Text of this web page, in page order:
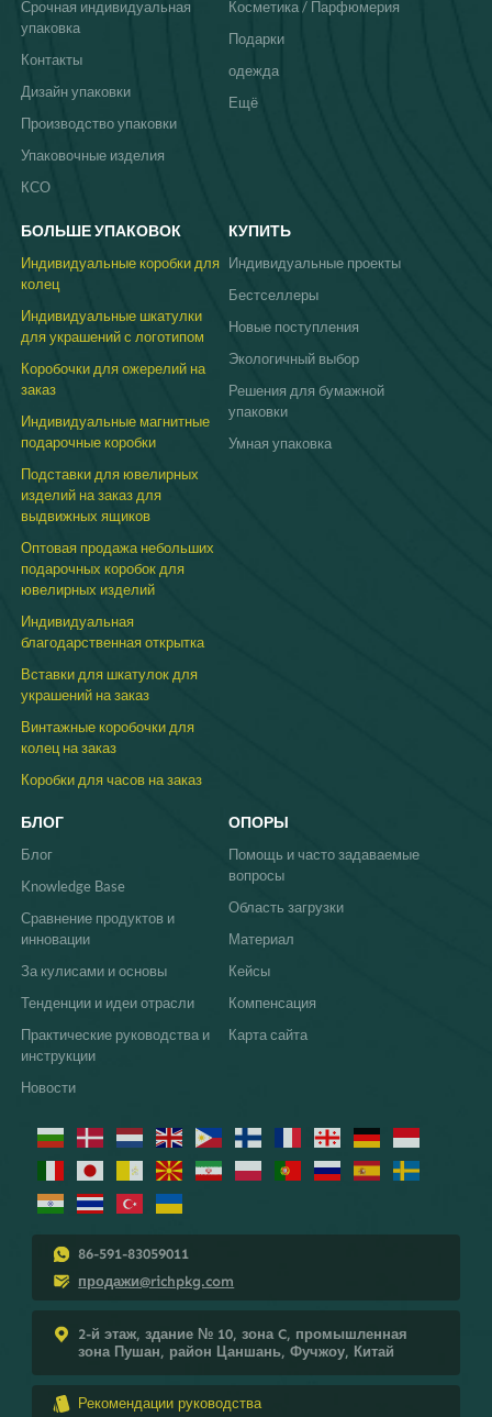
Срочная индивидуальная
упаковка
Контакты
Дизайн упаковки
Производство упаковки
Упаковочные изделия
КСО
Косметика / Парфюмерия
Подарки
одежда
Ещё
БОЛЬШЕ УПАКОВОК
Индивидуальные коробки для
колец
Индивидуальные шкатулки
для украшений с логотипом
Коробочки для ожерелий на
заказ
Индивидуальные магнитные
подарочные коробки
Подставки для ювелирных
изделий на заказ для
выдвижных ящиков
Оптовая продажа небольших
подарочных коробок для
ювелирных изделий
Индивидуальная
благодарственная открытка
Вставки для шкатулок для
украшений на заказ
Винтажные коробочки для
колец на заказ
Коробки для часов на заказ
КУПИТЬ
Индивидуальные проекты
Бестселлеры
Новые поступления
Экологичный выбор
Решения для бумажной
упаковки
Умная упаковка
БЛОГ
Блог
Knowledge Base
Сравнение продуктов и
инновации
За кулисами и основы
Тенденции и идеи отрасли
Практические руководства и
инструкции
Новости
ОПОРЫ
Помощь и часто задаваемые
вопросы
Область загрузки
Материал
Кейсы
Компенсация
Карта сайта
86-591-83059011
продажи@richpkg.com
2-й этаж, здание № 10, зона C, промышленная
зона Пушан, район Цаншань, Фучжоу, Китай
Рекомендации руководства